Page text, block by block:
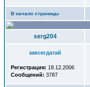
В начало страницы
serg204
завсегдатай
Регистрация: 18.12.2006
Сообщений: 3787